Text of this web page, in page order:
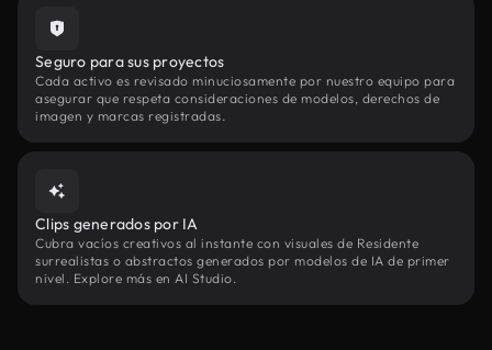
Seguro para sus proyectos
Cada activo es revisado minuciosamente por nuestro equipo para
asegurar que respeta consideraciones de modelos, derechos de
imagen y marcas registradas.
Clips generados por IA
Cubra vacíos creativos al instante con visuales de Residente
surrealistas o abstractos generados por modelos de IA de primer
nivel. Explore más en AI Studio.